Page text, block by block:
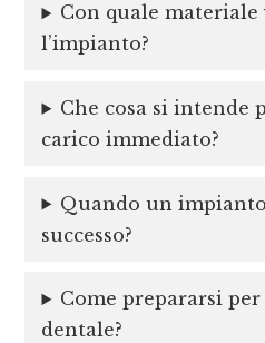
Con quale
l’impianto?
Che cosa si intende
carico immediato?
Quando un
successo?
Come prepararsi
dentale?